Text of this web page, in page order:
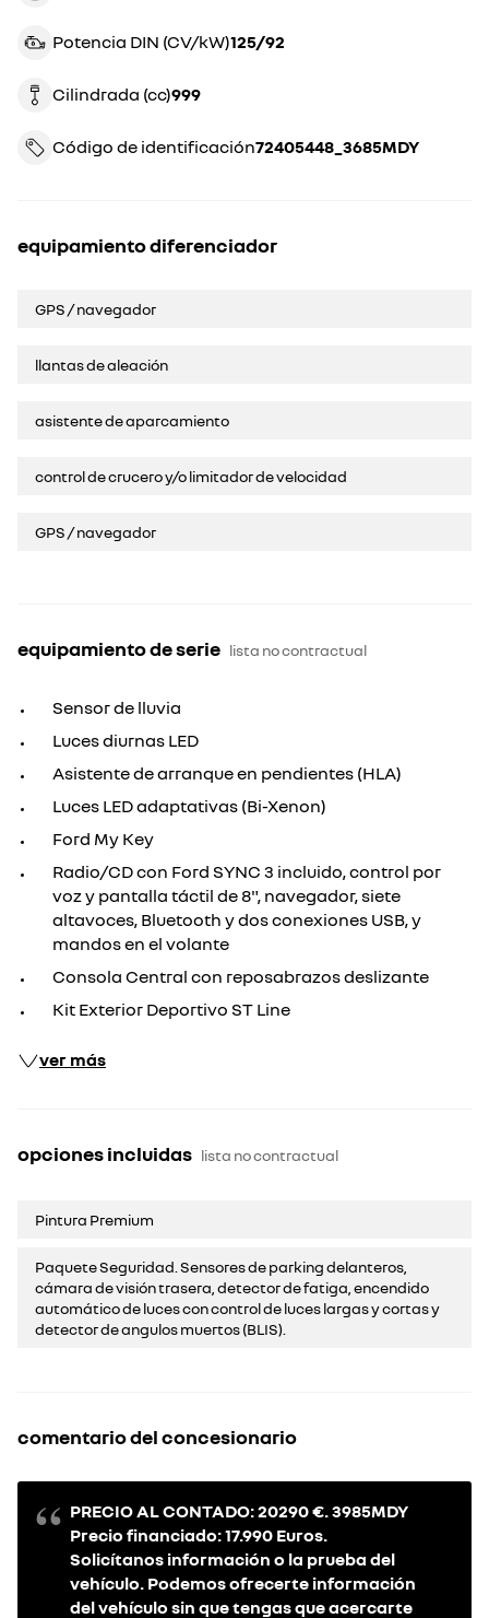
Potencia DIN (CV/kW) 125/92
Cilindrada (cc) 999
Código de identificación 72405448_3685MDY
equipamiento diferenciador
GPS / navegador
llantas de aleación
asistente de aparcamiento
control de crucero y/o limitador de velocidad
GPS / navegador
equipamiento de serie lista no contractual
Sensor de lluvia
Luces diurnas LED
Asistente de arranque en pendientes (HLA)
Luces LED adaptativas (Bi-Xenon)
Ford My Key
Radio/CD con Ford SYNC 3 incluido, control por
voz y pantalla táctil de 8", navegador, siete
altavoces, Bluetooth y dos conexiones USB, y
mandos en el volante
Consola Central con reposabrazos deslizante
Kit Exterior Deportivo ST Line
ver más
opciones incluidas lista no contractual
Pintura Premium
Paquete Seguridad. Sensores de parking delanteros,
cámara de visión trasera, detector de fatiga, encendido
automático de luces con control de luces largas y cortas y
detector de angulos muertos (BLIS).
comentario del concesionario
PRECIO AL CONTADO: 20290 €. 3985MDY
Precio financiado: 17.990 Euros.
Solicítanos información o la prueba del
vehículo. Podemos ofrecerte información
del vehículo sin que tengas que acercarte